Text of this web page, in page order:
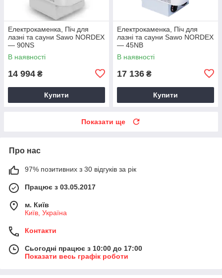
Електрокаменка, Піч для
лазні та сауни Sawo NORDEX
— 90NS
В наявності
14 994 ₴
Купити
Електрокаменка, Піч для
лазні та сауни Sawo NORDEX
— 45NB
В наявності
17 136 ₴
Купити
Показати ще
Про нас
97% позитивних з 30 відгуків за рік
Працює з 03.05.2017
м. Київ
Київ, Україна
Контакти
Сьогодні працює з 10:00 до 17:00
Показати весь графік роботи